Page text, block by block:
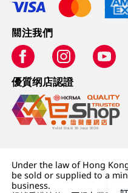
關注我們
優質纲店認證
Under the law of Hong
be sold or supplied to a
business.